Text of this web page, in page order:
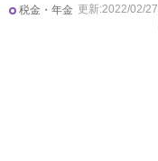
税金・年金 更新:2022/02/27